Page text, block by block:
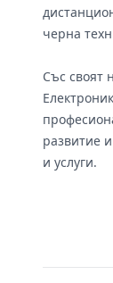
черна
Със своят
развитие
и услуги.